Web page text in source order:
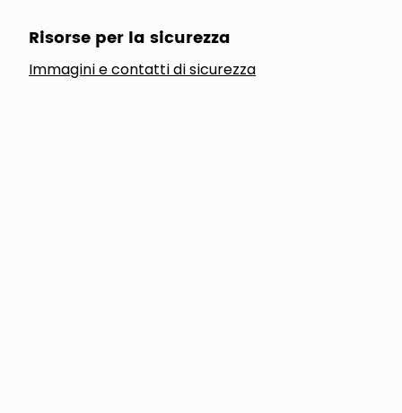
Risorse per la sicurezza
Immagini e contatti di sicurezza